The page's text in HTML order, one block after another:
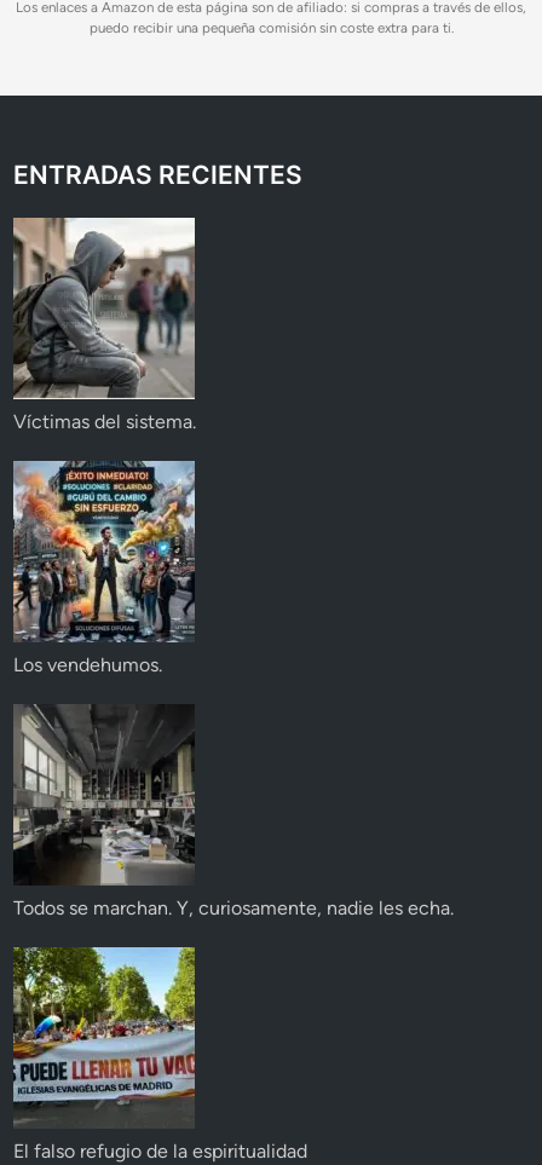
Los enlaces a Amazon de esta página son de afiliado: si compras a través de ellos,
puedo recibir una pequeña comisión sin coste extra para ti.
ENTRADAS RECIENTES
Víctimas del sistema.
Los vendehumos.
Todos se marchan. Y, curiosamente, nadie les echa.
El falso refugio de la espiritualidad